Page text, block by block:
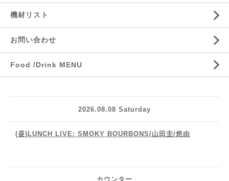
機材リスト
お問い合わせ
Food /Drink MENU
2026.08.08 Saturday
(昼)LUNCH LIVE: SMOKY BOURBONS/山田圭/悠由
カウンター